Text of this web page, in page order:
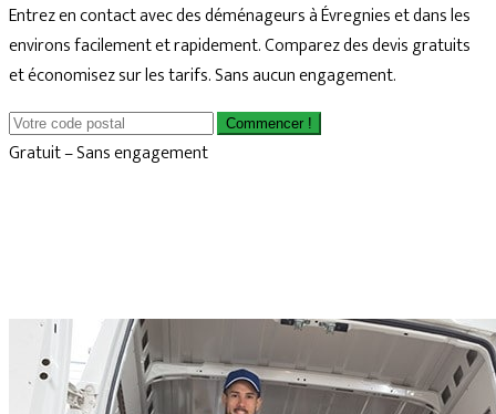
Entrez en contact avec des déménageurs à Évregnies et dans les
environs facilement et rapidement. Comparez des devis gratuits
et économisez sur les tarifs. Sans aucun engagement.
Commencer !
Gratuit – Sans engagement